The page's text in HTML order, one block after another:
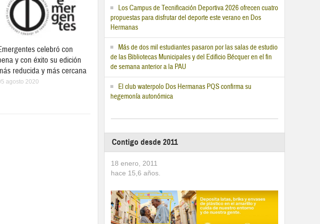
celebró con
y con éxito su edición
reducida y más cercana
agosto 2020
Los Campus de Tecnificación Deportiva 2026 ofrecen cuatro
propuestas para disfrutar del deporte este verano en Dos
Hermanas
Más de dos mil estudiantes pasaron por las salas de estudio
de las Bibliotecas Municipales y del Edificio Bécquer en el fin
de semana anterior a la PAU
El club waterpolo Dos Hermanas PQS confirma su
hegemonía autonómica
Contigo desde 2011
18 enero, 2011
hace 15,6 años.